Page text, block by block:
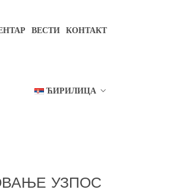
ВЕСТИ КОНТАКТ
ЋИРИЛИЦА
УЗПОС